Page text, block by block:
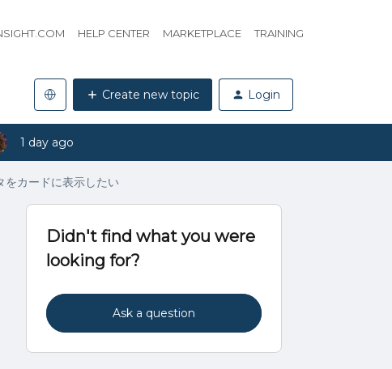
HELP CENTER MARKETPLACE TRAINING
Create new topic Login
1 day ago
をカードに表示したい
Didn't find what you were
looking for?
Ask a question